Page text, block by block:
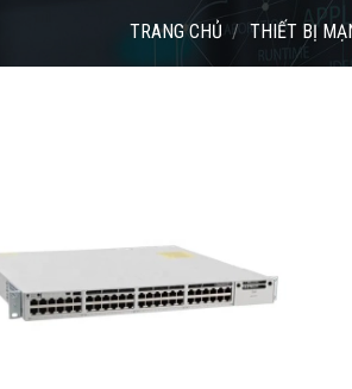
TRANG CHỦ / THIẾT BỊ